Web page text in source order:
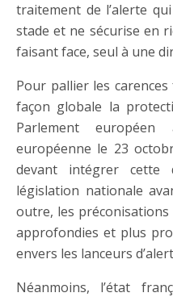
traitement de l’alerte
stade et ne sécurise en
faisant face, seul à une
Pour pallier les
façon globale la
Parlement
européenne le 23
devant intégrer
législation nationale
outre, les
approfondies et plus
envers les lanceurs
Néanmoins, l’état